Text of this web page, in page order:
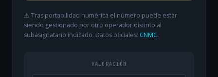
⚠️ Tras portabilidad numérica el número puede estar
siendo gestionado por otro operador distinto al
subasignatario indicado. Datos oficiales: CNMC.
VALORACIÓN